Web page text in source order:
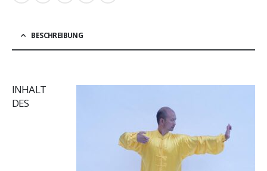
BESCHREIBUNG
INHALT
DES